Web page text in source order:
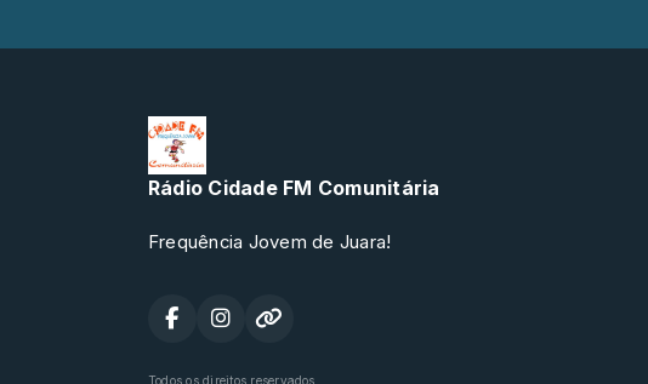
Rádio Cidade FM Comunitária
Frequência Jovem de Juara!
Todos os direitos reservados.